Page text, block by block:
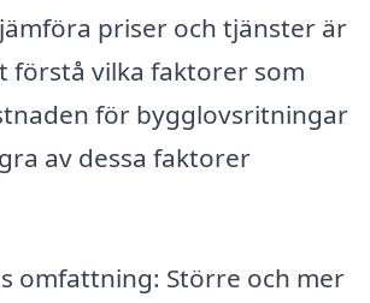
priser och tjänster är
förstå vilka faktorer som
för bygglovsritningar
av dessa faktorer
omfattning: Större och mer